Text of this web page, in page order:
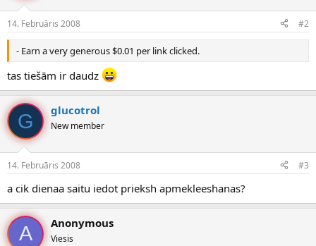
14. Februāris 2008 #2
- Earn a very generous $0.01 per link clicked.
tas tiešām ir daudz
G glucotrol
New member
14. Februāris 2008 #3
a cik dienaa saitu iedot prieksh apmekleeshanas?
A Anonymous
Viesis